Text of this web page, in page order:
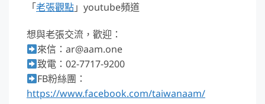
「老張觀點」youtube頻道
想與老張交流，歡迎：
來信：ar@aam.one
致電：02-7717-9200
FB粉絲團：
https://www.facebook.com/taiwanaam/